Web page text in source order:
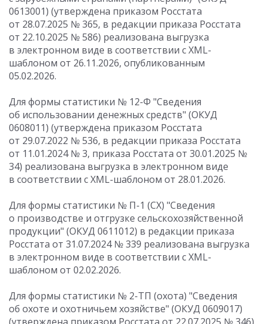
0613001) (утверждена приказом Росстата
от 28.07.2025 № 365, в редакции приказа Росстата
от 22.10.2025 № 586) реализована выгрузка
в электронном виде в соответствии с XML-
шаблоном от 26.11.2026, опубликованным
05.02.2026.
Для формы статистики № 12-Ф "Сведения
об использовании денежных средств" (ОКУД
0608011) (утверждена приказом Росстата
от 29.07.2022 № 536, в редакции приказа Росстата
от 11.01.2024 № 3, приказа Росстата от 30.01.2025 №
34) реализована выгрузка в электронном виде
в соответствии с XML-шаблоном от 28.01.2026.
Для формы статистики № П-1 (СХ) "Сведения
о производстве и отгрузке сельскохозяйственной
продукции" (ОКУД 0611012) в редакции приказа
Росстата от 31.07.2024 № 339 реализована выгрузка
в электронном виде в соответствии с XML-
шаблоном от 02.02.2026.
Для формы статистики № 2-ТП (охота) "Сведения
об охоте и охотничьем хозяйстве" (ОКУД 0609017)